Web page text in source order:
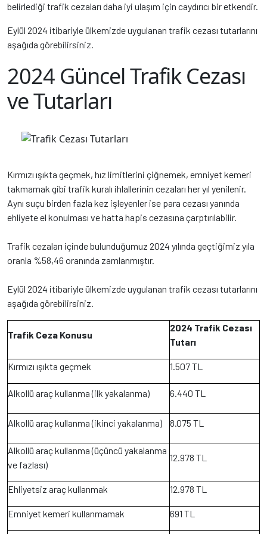
belirlediği trafik cezaları daha iyi ulaşım için caydırıcı bir etkendir.
Eylül 2024 itibariyle ülkemizde uygulanan trafik cezası tutarlarını
aşağıda görebilirsiniz.
2024 Güncel Trafik Cezası
ve Tutarları
Kırmızı ışıkta geçmek, hız limitlerini çiğnemek, emniyet kemeri
takmamak gibi trafik kuralı ihlallerinin cezaları her yıl yenilenir.
Aynı suçu birden fazla kez işleyenler ise para cezası yanında
ehliyete el konulması ve hatta hapis cezasına çarptırılabilir.
Trafik cezaları içinde bulunduğumuz 2024 yılında geçtiğimiz yıla
oranla %58,46 oranında zamlanmıştır.
Eylül 2024 itibariyle ülkemizde uygulanan trafik cezası tutarlarını
aşağıda görebilirsiniz.
Trafik Ceza Konusu
2024 Trafik Cezası
Tutarı
Kırmızı ışıkta geçmek 1.507 TL
Alkollü araç kullanma (ilk yakalanma) 6.440 TL
Alkollü araç kullanma (ikinci yakalanma) 8.075 TL
Alkollü araç kullanma (üçüncü yakalanma
ve fazlası)
12.978 TL
Ehliyetsiz araç kullanmak 12.978 TL
Emniyet kemeri kullanmamak 691 TL